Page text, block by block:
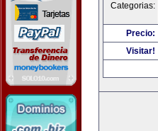
Categorias:
Precio:
Visitar!